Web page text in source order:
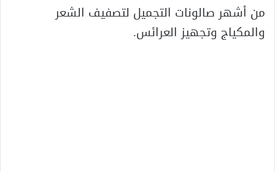
من أشهر صالونات التجميل لتصفيف الشعر
والمكياج وتجهيز العرائس.